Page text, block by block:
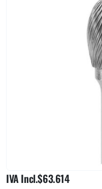
$63.614
IVA Incl.